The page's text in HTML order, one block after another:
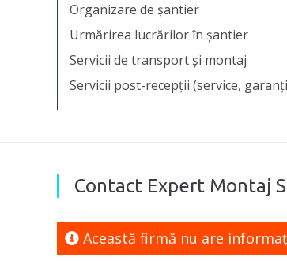
Organizare de șantier
Urmărirea lucrărilor în șantier
Servicii de transport și montaj
Servicii post-recepții (service,
Contact Expert Montaj
Această firmă nu are